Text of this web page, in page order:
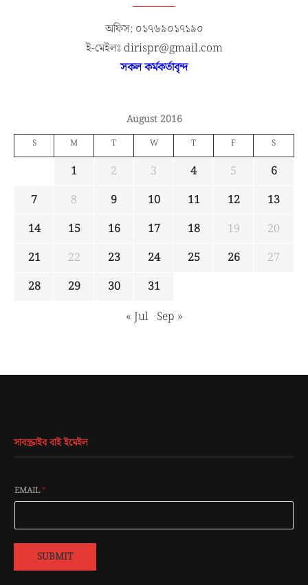
অফিস: ০১৭৬৯০১৭১৯০
ই-মেইলঃ dirispr@gmail.com
সকল কর্মকর্তাবৃন্দ
August 2016
S M T W T F S
1 2 3 4 5
6
7
8 9 10 11 12
13
14
15 16 17 18 19
20
21
22 23 24 25 26
27
28
29 30
31
« Jul Sep »
সাবস্ক্রাইব বাই ইমেইল
EMAIL*
SUBMIT